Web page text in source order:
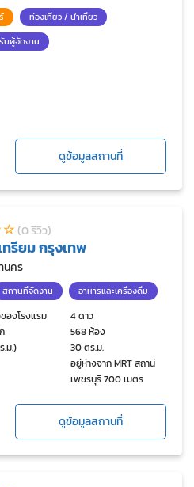
ท่องเที่ยว / นำเที่ยว
บผู้จัดงาน
ดูข้อมูลสถานที่
(0 รีวิว)
ทรียม กรุงเทพ
นคร
สถานที่จัดงาน อาหารและเครื่องดื่ม
องโรงแรม
4 ดาว
568 ห้อง
.ม.)
30 ตร.ม.
อยู่ห่างจาก MRT สถานี
เพชรบุรี 700 เมตร
ดูข้อมูลสถานที่